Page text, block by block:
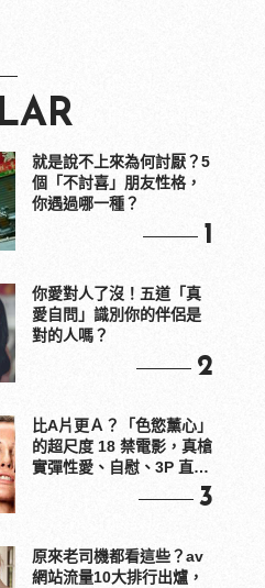
就是說不上來為何討厭？5
個「不討喜」朋友性格，
你遇過哪一種？
1
你愛對人了沒！五道「真
愛自問」識別你的伴侶是
對的人嗎？
2
比A片更Ａ？「色慾薰心」
的超尺度 18 禁電影，真槍
實彈性愛、自慰、3P 直接
3
原來老司機都看這些？av
網站流量10大排行出爐，